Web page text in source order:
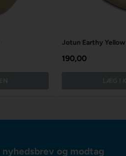
Jotun Earthy
190,00
og modtag